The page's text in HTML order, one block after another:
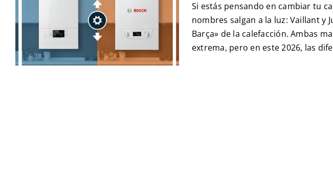
Si estás pensando en cambiar tu
nombres salgan a la luz: Vaillant y
Barça» de la calefacción. Ambas
extrema, pero en este 2026, las